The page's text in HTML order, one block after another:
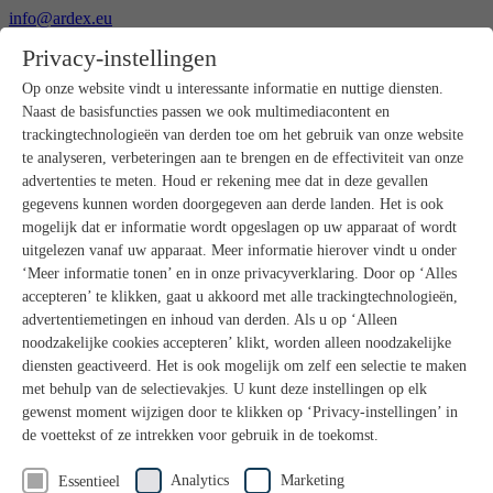
info@ardex.eu
Nederlands
Français
Producten
Productoverzicht
Ruwbouw
Dekvloeren
Voorbereiding ondergrond
Vloeregalisaties
Afdichtingen
Tegellijmen
Voegmortels
Voegen / Siliconen
Montagelijmen
Natuursteenprogramma
Vloerbedekkings- en parketlijmen
Wandegalesaties
Accessoires
PANDOMO®
Badkamerrenovatie met wedi
Privacy-instellingen
Op onze website vindt u interessante informatie en nuttige diensten.
Naast de basisfuncties passen we ook multimediacontent en
trackingtechnologieën van derden toe om het gebruik van onze website
te analyseren, verbeteringen aan te brengen en de effectiviteit van onze
advertenties te meten. Houd er rekening mee dat in deze gevallen
gegevens kunnen worden doorgegeven aan derde landen. Het is ook
mogelijk dat er informatie wordt opgeslagen op uw apparaat of wordt
uitgelezen vanaf uw apparaat. Meer informatie hierover vindt u onder
‘Meer informatie tonen’ en in onze privacyverklaring. Door op ‘Alles
accepteren’ te klikken, gaat u akkoord met alle trackingtechnologieën,
advertentiemetingen en inhoud van derden. Als u op ‘Alleen
noodzakelijke cookies accepteren’ klikt, worden alleen noodzakelijke
diensten geactiveerd. Het is ook mogelijk om zelf een selectie te maken
met behulp van de selectievakjes. U kunt deze instellingen op elk
gewenst moment wijzigen door te klikken op ‘Privacy-instellingen’ in
de voettekst of ze intrekken voor gebruik in de toekomst.
Essentieel Analytics Marketing